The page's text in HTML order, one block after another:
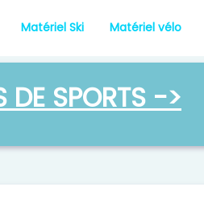
Matériel Ski Matériel vélo
DE SPORTS ->